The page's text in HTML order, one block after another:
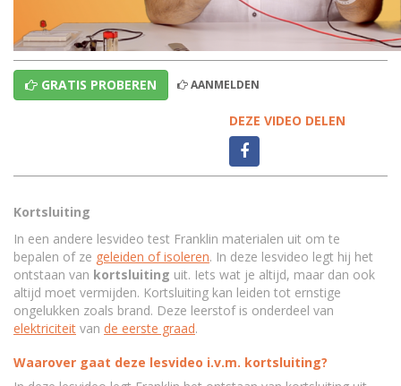
GRATIS PROBEREN AANMELDEN
DEZE VIDEO DELEN
Kortsluiting
In een andere lesvideo test Franklin materialen uit om te
bepalen of ze geleiden of isoleren. In deze lesvideo legt hij het
ontstaan van kortsluiting uit. Iets wat je altijd, maar dan ook
altijd moet vermijden. Kortsluiting kan leiden tot ernstige
ongelukken zoals brand. Deze leerstof is onderdeel van
elektriciteit van de eerste graad.
Waarover gaat deze lesvideo i.v.m. kortsluiting?